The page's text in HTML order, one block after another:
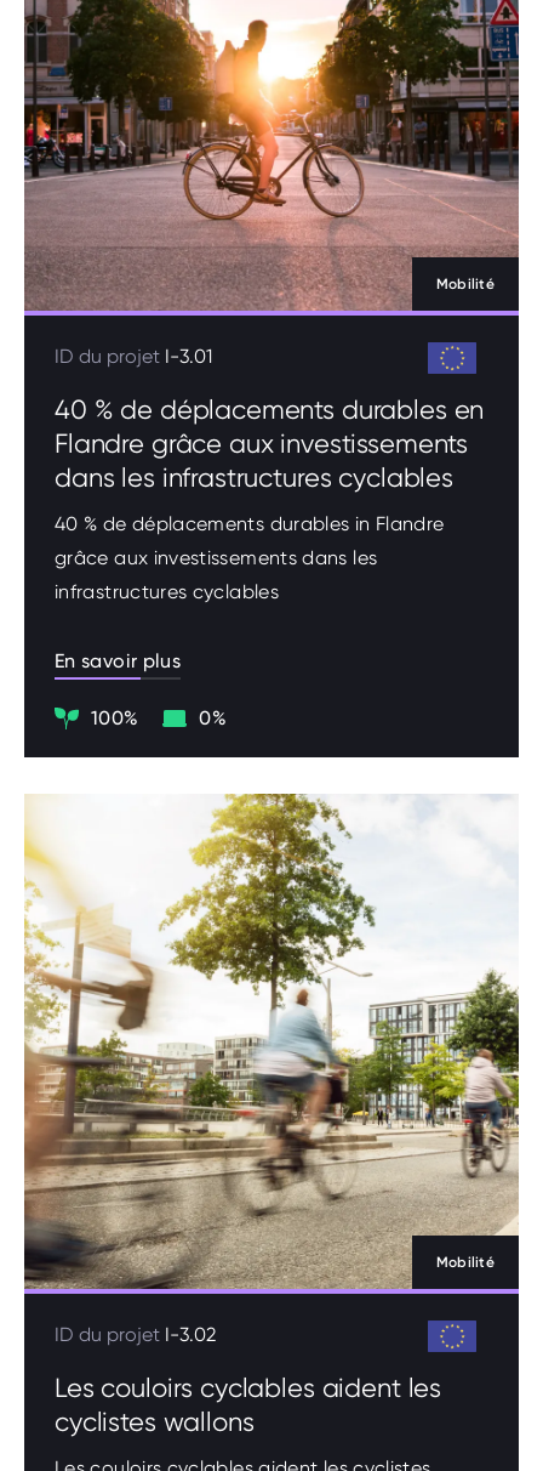
Mobilité
ID du projet I-3.01
40 % de déplacements durables en
Flandre grâce aux investissements
dans les infrastructures cyclables
40 % de déplacements durables in Flandre
grâce aux investissements dans les
infrastructures cyclables
En savoir plus
Climat
100% Digitalisation
0%
Mobilité
ID du projet I-3.02
Les couloirs cyclables aident les
cyclistes wallons